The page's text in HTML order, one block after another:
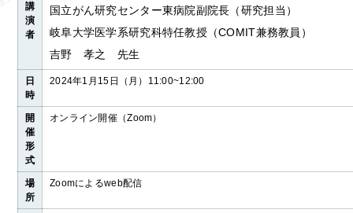
講
演
者
国立がん研究センター東病院副院長（研究担当）
岐阜大学医学系研究科特任教授（COMIT兼務教員）
吉野 孝之 先生
日
時
2024年1月15日（月）11:00~12:00
開
催
形
式
オンライン開催（Zoom）
場
所
Zoomによるweb配信